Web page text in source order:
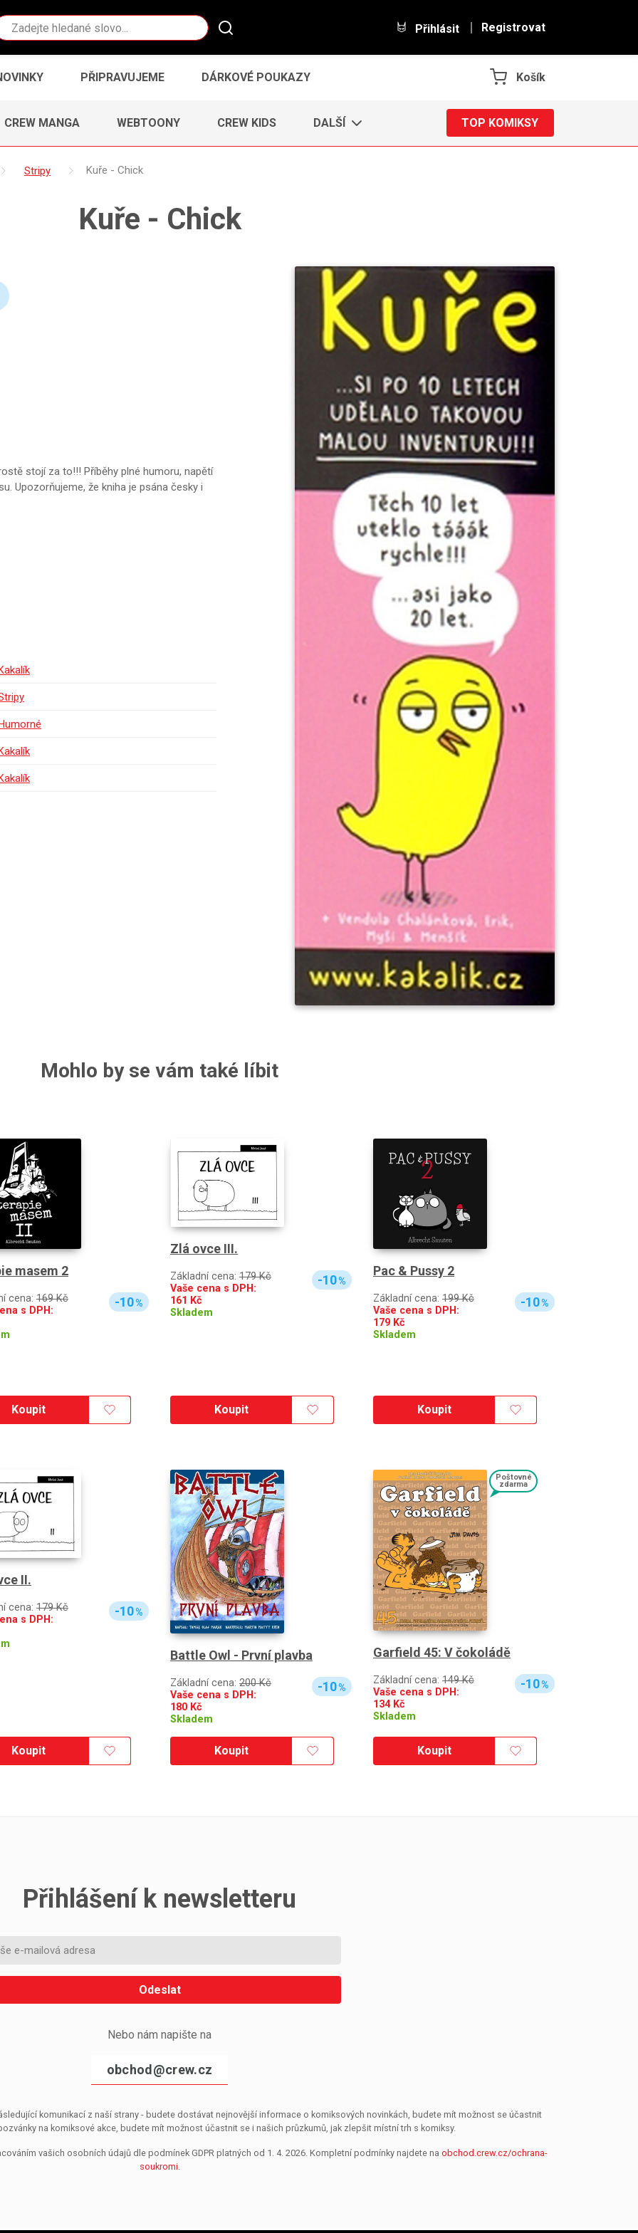
Přihlásit Registrovat
PŘIPRAVUJEME DÁRKOVÉ POUKAZY Košík
CREW MANGA WEBTOONY CREW KIDS DALŠÍ TOP KOMIKSY
Stripy Kuře - Chick
Kuře - Chick
stojí za to!!! Příběhy plné humoru, napětí
Upozorňujeme, že kniha je psána česky i
Mohlo by se vám také líbit
masem 2
cena: 169 Kč
s DPH:
-10%
Koupit
Zlá ovce III.
Základní cena: 179 Kč
Vaše cena s DPH:
161 Kč
Skladem
-10%
Koupit
Pac & Pussy 2
Základní cena: 199 Kč
Vaše cena s DPH:
179 Kč
Skladem
-10%
Koupit
II.
cena: 179 Kč
s DPH:
-10%
Koupit
Battle Owl - První plavba
Základní cena: 200 Kč
Vaše cena s DPH:
180 Kč
Skladem
-10%
Koupit
Poštovné
zdarma
Garfield 45: V čokoládě
Základní cena: 149 Kč
Vaše cena s DPH:
134Kč
Skladem
-10%
Koupit
Přihlášení k newsletteru
Odeslat
Nebo nám napište na
obchod@crew.cz
komunikací z naší strany - budete dostávat nejnovější informace o komiksových novinkách, budete mít možnost se účastnit
na komiksové akce, budete mít možnost účastnit se i našich průzkumů, jak zlepšit místní trh s komiksy.
vašich osobních údajů dle podmínek GDPR platných od 1. 4. 2026. Kompletní podmínky najdete na obchod.crew.cz/ochrana-
soukromi.